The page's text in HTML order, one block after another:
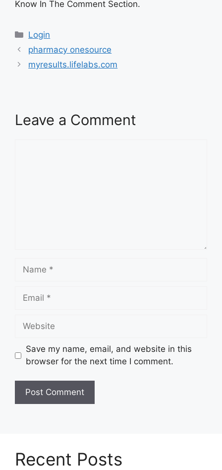
Know In The Comment Section.
Categories
Login
pharmacy onesource
myresults.lifelabs.com
Leave a Comment
Name
Email
Website
Save my name, email, and website in this
browser for the next time I comment.
Recent Posts